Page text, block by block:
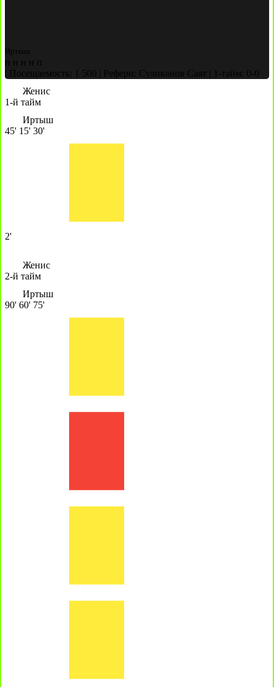
Иртыш
п н н н
п
Посещаемость: 1 500 Рефери: Суликанов Саят
1-тайм: 0-0
Женис
1-й тайм
Иртыш
45' 15' 30'
2'
Женис
2-й тайм
Иртыш
90' 60' 75'